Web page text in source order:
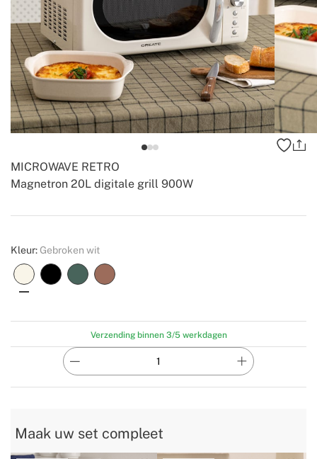
Magnetron 20L digitale grill 900W
MICROWAVE RETRO
Create
Kleur: Gebroken wit
Verzending binnen 3/5 werkdagen
Maak uw set compleet